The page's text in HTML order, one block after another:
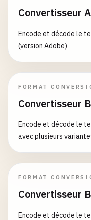
Convertisseur
Encode et décode le
(version Adobe)
FORMAT
Convertisseur
Encode et décode le
avec plusieurs
FORMAT
Convertisseur
Encode et décode le